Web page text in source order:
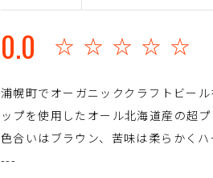
0.0 ☆☆☆☆☆
浦幌町でオーガニッククラフトビー
ップを使用したオール北海道産の超プ
色合いはブラウン、苦味は柔らかく
---